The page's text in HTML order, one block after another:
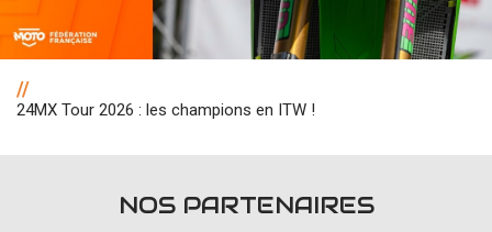
//
24MX Tour 2026 : les champions en ITW !
NOS PARTENAIRES